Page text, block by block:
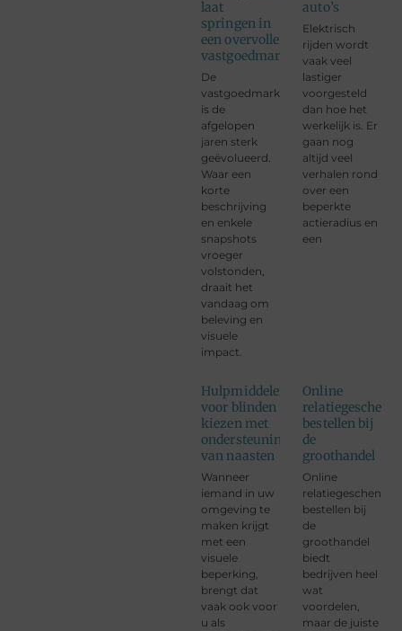
laat
springen in
een overvolle
vastgoedmarkt
De
vastgoedmarkt
is de
afgelopen
jaren sterk
geëvolueerd.
Waar een
korte
beschrijving
en enkele
snapshots
vroeger
volstonden,
draait het
vandaag om
beleving en
visuele
impact.
auto’s
Elektrisch
rijden wordt
vaak veel
lastiger
voorgesteld
dan hoe het
werkelijk is. Er
gaan nog
altijd veel
verhalen rond
over een
beperkte
actieradius en
een
Hulpmiddelen
voor blinden
kiezen met
ondersteuning
van naasten
Wanneer
iemand in uw
omgeving te
maken krijgt
met een
visuele
beperking,
brengt dat
vaak ook voor
u als
Online
bestellen bij
de
groothandel
Online
relatiegeschenken
bestellen bij
de
groothandel
biedt
bedrijven heel
wat
voordelen,
maar de juiste